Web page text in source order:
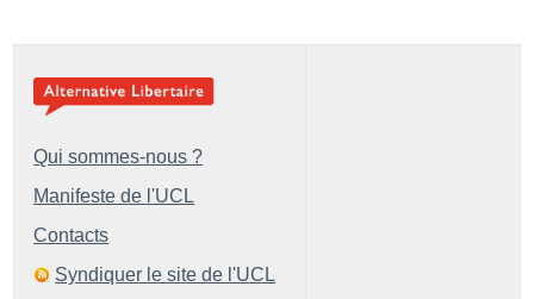
Qui sommes-nous ?
Manifeste de l'UCL
Contacts
Syndiquer le site de l'UCL